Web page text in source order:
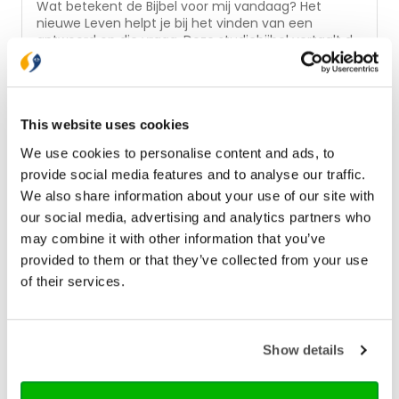
This website uses cookies
We use cookies to personalise content and ads, to
provide social media features and to analyse our traffic.
We also share information about your use of our site with
our social media, advertising and analytics partners who
may combine it with other information that you’ve
provided to them or that they’ve collected from your use
of their services.
Show details
Wat betekent de Bijbel voor mij vandaag? Het
nieuwe Leven helpt je bij het vinden van een
antwoord op die vraag. Deze studiebijbel vertaalt de
Bijbel naar de praktijk van het leven en biedt
daarvoor duizenden aantekeningen, verwijzingen,
uitgebreide persoons- beschrijvingen, landkaarten
de complete bijbeltekst in de vertaling van Het
oorspronkelijke tekst nauwkeurig weergeeft. Nu in
een nieuw jasje, passend bij de nieuwe uitgaves van
Het Boek! Ontzettend fijne Bijbel! Lekker groot dus
meer een ‘tafelmodel’. Ik gebruik hem graag voor
mijn bijbelstudies, vanwege de vele praktische
commentaren over de bijbelverzen. Ook zijn de
‘persoonsbeschrijvingen’ heel interessant om te
lezen. Geeft je echt inzicht over wie een persoon
en in je dagelijkse leven in de praktijk brengen. Écht
een aanrader en een prachtige aanvulling op de
‘gewone’ Bijbel. - Leonie Duyster over Het nieuwe
€ 85,00
In winkelwagen